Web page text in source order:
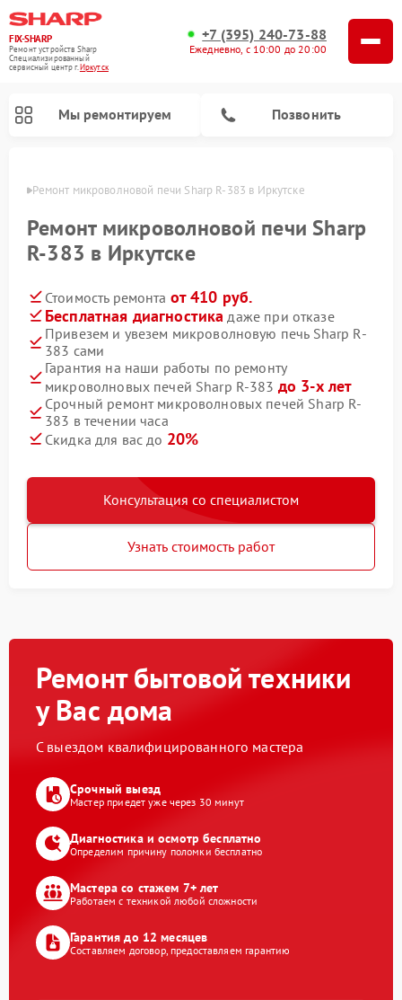
FIX-SHARP
Ремонт устройств Sharp
Специализированный
cервисный центр г.Иркутск
+7 (395) 240-73-88
Ежедневно, с 10:00 до 20:00
Мы ремонтируем Позвонить
Ремонт микроволновой печи Sharp R-383 в Иркутске
Ремонт микроволновой печи Sharp
R-383 в Иркутске
Стоимость ремонта от 410 руб.
Бесплатная диагностика даже при отказе
Привезем и увезем микроволновую печь Sharp R-
383 сами
Гарантия на наши работы по ремонту
микроволновых печей Sharp R-383 до 3-х лет
Срочный ремонт микроволновых печей Sharp R-
383 в течении часа
Скидка для вас до 20%
Консультация со специалистом
Узнать стоимость работ
Ремонт бытовой техники
у Вас дома
С выездом квалифицированного мастера
Срочный выезд
Мастер приедет уже через 30 минут
Диагностика и осмотр бесплатно
Определим причину поломки бесплатно
Мастера со стажем 7+ лет
Работаем с техникой любой сложности
Гарантия до 12 месяцев
Составляем договор, предоставляем гарантию